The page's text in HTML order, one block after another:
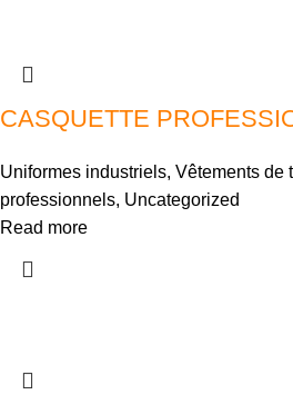
CASQUETTE
Uniformes industriels, Vêtements de
professionnels, Uncategorized
Read more